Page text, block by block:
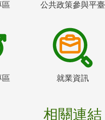
區 公共政策參與平臺
區 就業資訊
相關連結